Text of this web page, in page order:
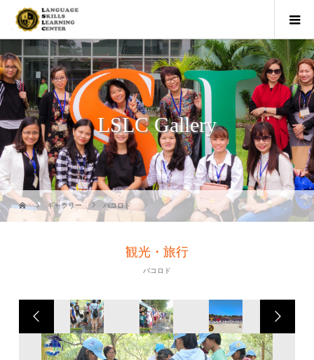
LSLC Gallery
ギャラリー バコロド
観光・旅行
バコロド